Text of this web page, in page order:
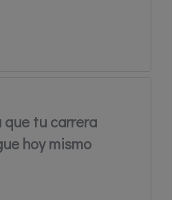
que tu carrera
hoy mismo